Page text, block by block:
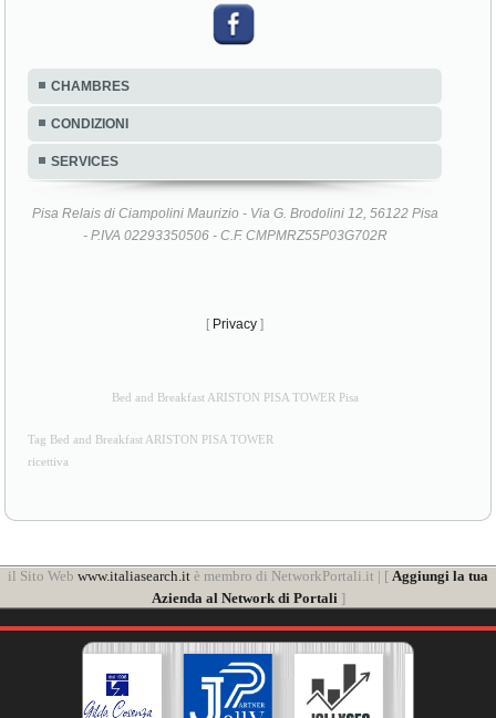
CHAMBRES
CONDIZIONI
SERVICES
Pisa Relais di Ciampolini Maurizio - Via G. Brodolini 12, 56122 Pisa
- P.IVA 02293350506 - C.F. CMPMRZ55P03G702R
[ Privacy ]
Bed and Breakfast ARISTON PISA TOWER Pisa
Tag Bed and Breakfast ARISTON PISA TOWER
ricettiva
il Sito Web www.italiasearch.it è membro di NetworkPortali.it | [ Aggiungi la tua
Azienda al Network di Portali]